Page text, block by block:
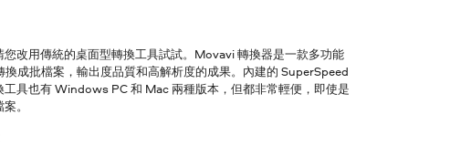
改用傳統的桌面型轉換工具試試。Movavi 轉換器是一款多功能
成批檔案，輸出度品質和高解析度的成果。內建的 SuperSpeed
具也有 Windows PC 和 Mac 兩種版本，但都非常輕便，即使是
。